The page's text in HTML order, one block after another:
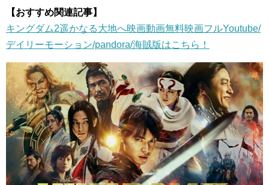
【おすすめ関連記事】
キングダム2遥かなる大地へ映画動画無料映画フルYoutube/
デイリーモーション/pandora/海賊版はこちら！